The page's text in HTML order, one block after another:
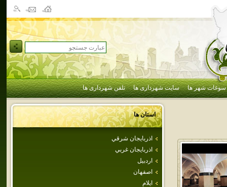
سوغات شهر ها سایت شهرداری ها تلفن شهرداری ها
استان ها
اذربايجان شرقي
اذربايجان غربي
اردبيل
اصفهان
ايلام